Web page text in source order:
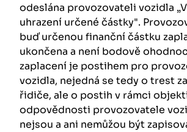
odeslána provozovateli vozidla
uhrazení určené částky".
buď určenou finanční částku
ukončena a není bodově
zaplacení je postihem pro
vozidla, nejedná se tedy o trest
řidiče, ale o postih v rámci
odpovědnosti provozovatele
nejsou a ani nemůžou být